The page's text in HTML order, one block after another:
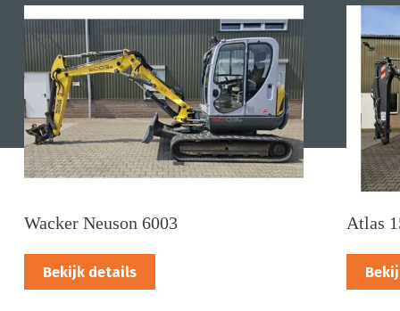
Wacker Neuson 6003
Bekijk details
Atlas